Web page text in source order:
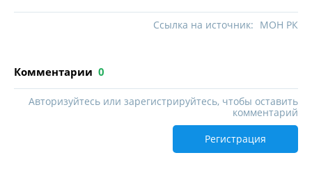
Ссылка на источник: МОН РК
Комментарии 0
Авторизуйтесь или зарегистрируйтесь, чтобы оставить
комментарий
Регистрация